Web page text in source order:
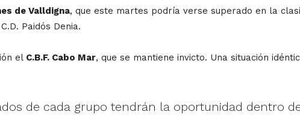
de Valldigna, que este martes podría verse superado en la
Paidós Denia.
el C.B.F. Cabo Mar, que se mantiene invicto. Una situación
de cada grupo tendrán la oportunidad dentro